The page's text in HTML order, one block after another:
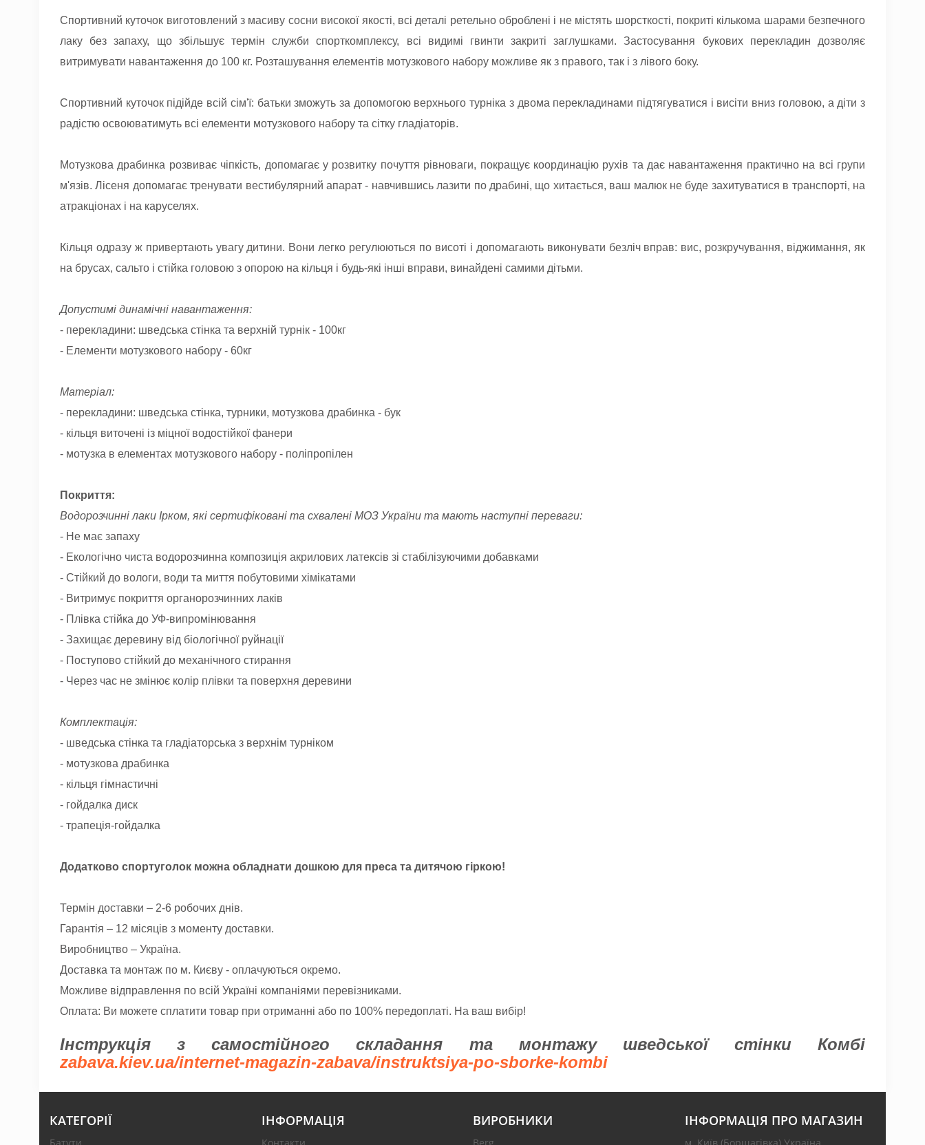
Спортивний куточок виготовлений з масиву сосни високої якості, всі деталі ретельно оброблені і не містять шорсткості, покриті кількома шарами безпечного
лаку без запаху, що збільшує термін служби спорткомплексу, всі видимі гвинти закриті заглушками. Застосування букових перекладин дозволяє
витримувати навантаження до 100 кг. Розташування елементів мотузкового набору можливе як з правого, так і з лівого боку.
Спортивний куточок підійде всій сім'ї: батьки зможуть за допомогою верхнього турніка з двома перекладинами підтягуватися і висіти вниз головою, а діти з
радістю освоюватимуть всі елементи мотузкового набору та сітку гладіаторів.
Мотузкова драбинка розвиває чіпкість, допомагає у розвитку почуття рівноваги, покращує координацію рухів та дає навантаження практично на всі групи
м'язів. Лісеня допомагає тренувати вестибулярний апарат - навчившись лазити по драбині, що хитається, ваш малюк не буде захитуватися в транспорті, на
атракціонах і на каруселях.
Кільця одразу ж привертають увагу дитини. Вони легко регулюються по висоті і допомагають виконувати безліч вправ: вис, розкручування, віджимання, як
на брусах, сальто і стійка головою з опорою на кільця і будь-які інші вправи, винайдені самими дітьми.
Допустимі динамічні навантаження:
- перекладини: шведська стінка та верхній турнік - 100кг
- Елементи мотузкового набору - 60кг
Матеріал:
- перекладини: шведська стінка, турники, мотузкова драбинка - бук
- кільця виточені із міцної водостійкої фанери
- мотузка в елементах мотузкового набору - поліпропілен
Покриття:
Водорозчинні лаки Ірком, які сертифіковані та схвалені МОЗ України та мають наступні переваги:
- Не має запаху
- Екологічно чиста водорозчинна композиція акрилових латексів зі стабілізуючими добавками
- Стійкий до вологи, води та миття побутовими хімікатами
- Витримує покриття органорозчинних лаків
- Плівка стійка до УФ-випромінювання
- Захищає деревину від біологічної руйнації
- Поступово стійкий до механічного стирання
- Через час не змінює колір плівки та поверхня деревини
Комплектація:
- шведська стінка та гладіаторська з верхнім турніком
- мотузкова драбинка
- кільця гімнастичні
- гойдалка диск
- трапеція-гойдалка
Додатково спортуголок можна обладнати дошкою для преса та дитячою гіркою!
Термін доставки – 2-6 робочих днів.
Гарантія – 12 місяців з моменту доставки.
Виробництво – Україна.
Доставка та монтаж по м. Києву - оплачуються окремо.
Можливе відправлення по всій Україні компаніями перевізниками.
Оплата: Ви можете сплатити товар при отриманні або по 100% передоплаті. На ваш вибір!
Інструкція з самостійного складання та монтажу шведської стінки Комбі
zabava.kiev.ua/internet-magazin-zabava/instruktsiya-po-sborke-kombi
КАТЕГОРІЇ ІНФОРМАЦІЯ ВИРОБНИКИ ІНФОРМАЦІЯ ПРО МАГАЗИН